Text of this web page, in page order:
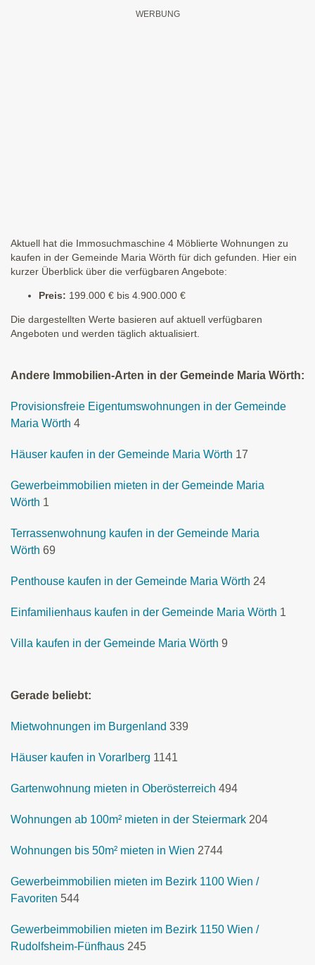
Aktuell hat die Immosuchmaschine 4 Möblierte Wohnungen zu
kaufen in der Gemeinde Maria Wörth für dich gefunden. Hier ein
kurzer Überblick über die verfügbaren Angebote:
Preis: 199.000 € bis 4.900.000 €
Die dargestellten Werte basieren auf aktuell verfügbaren
Angeboten und werden täglich aktualisiert.
Andere Immobilien-Arten in der Gemeinde Maria Wörth:
Provisionsfreie Eigentumswohnungen in der Gemeinde
Maria Wörth 4
Häuser kaufen in der Gemeinde Maria Wörth 17
Gewerbeimmobilien mieten in der Gemeinde Maria
Wörth 1
Terrassenwohnung kaufen in der Gemeinde Maria
Wörth 69
Penthouse kaufen in der Gemeinde Maria Wörth 24
Einfamilienhaus kaufen in der Gemeinde Maria Wörth 1
Villa kaufen in der Gemeinde Maria Wörth 9
Gerade beliebt:
Mietwohnungen im Burgenland 339
Häuser kaufen in Vorarlberg 1141
Gartenwohnung mieten in Oberösterreich 494
Wohnungen ab 100m² mieten in der Steiermark 204
Wohnungen bis 50m² mieten in Wien 2744
Gewerbeimmobilien mieten im Bezirk 1100 Wien /
Favoriten 544
Gewerbeimmobilien mieten im Bezirk 1150 Wien /
Rudolfsheim-Fünfhaus 245